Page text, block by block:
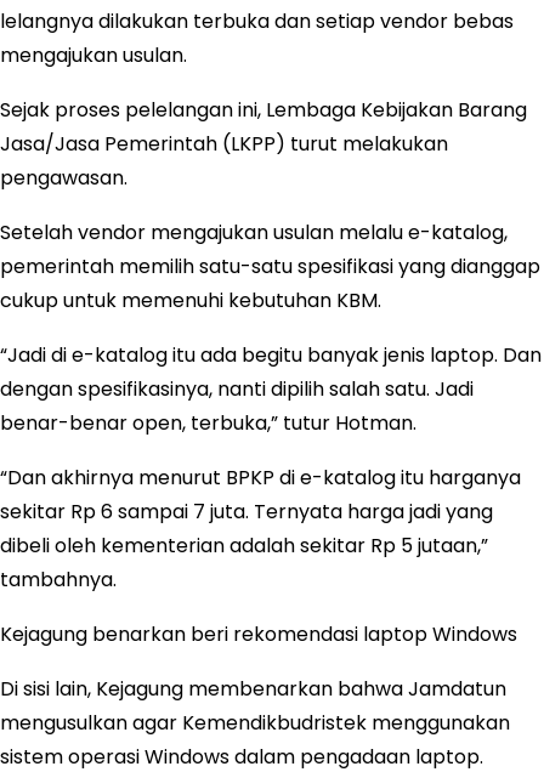
lelangnya dilakukan terbuka dan setiap vendor bebas
mengajukan usulan.
Sejak proses pelelangan ini, Lembaga Kebijakan Barang
Jasa/Jasa Pemerintah (LKPP) turut melakukan
pengawasan.
Setelah vendor mengajukan usulan melalu e-katalog,
pemerintah memilih satu-satu spesifikasi yang dianggap
cukup untuk memenuhi kebutuhan KBM.
“Jadi di e-katalog itu ada begitu banyak jenis laptop. Dan
dengan spesifikasinya, nanti dipilih salah satu. Jadi
benar-benar open, terbuka,” tutur Hotman.
“Dan akhirnya menurut BPKP di e-katalog itu harganya
sekitar Rp 6 sampai 7 juta. Ternyata harga jadi yang
dibeli oleh kementerian adalah sekitar Rp 5 jutaan,”
tambahnya.
Kejagung benarkan beri rekomendasi laptop Windows
Di sisi lain, Kejagung membenarkan bahwa Jamdatun
mengusulkan agar Kemendikbudristek menggunakan
sistem operasi Windows dalam pengadaan laptop.